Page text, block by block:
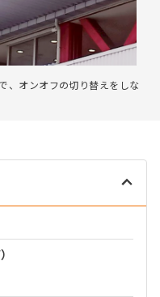
、オンオフの切り替えをしな